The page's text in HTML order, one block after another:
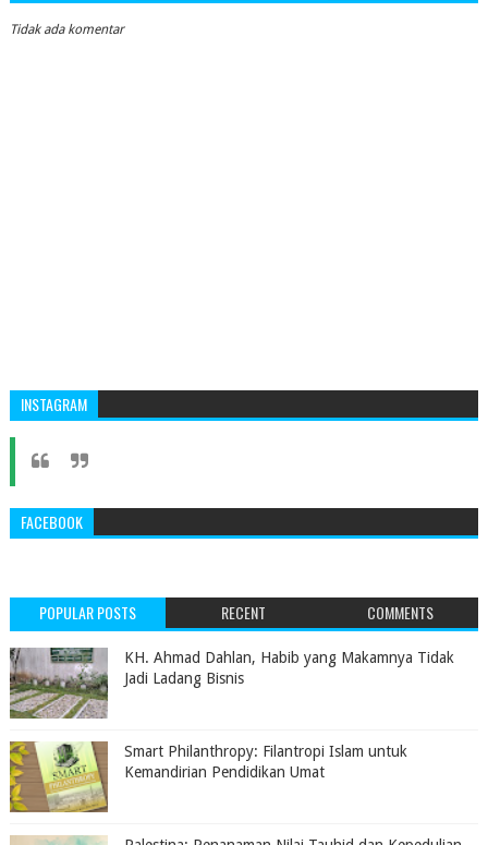
Tidak ada komentar
INSTAGRAM
FACEBOOK
POPULAR POSTS RECENT COMMENTS
KH. Ahmad Dahlan, Habib yang Makamnya Tidak
Jadi Ladang Bisnis
Smart Philanthropy: Filantropi Islam untuk
Kemandirian Pendidikan Umat